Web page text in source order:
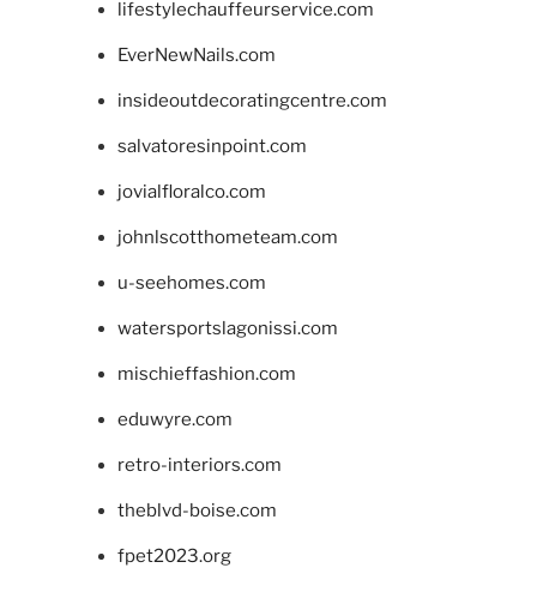
lifestylechauffeurservice.com
EverNewNails.com
insideoutdecoratingcentre.com
salvatoresinpoint.com
jovialfloralco.com
johnlscotthometeam.com
u-seehomes.com
watersportslagonissi.com
mischieffashion.com
eduwyre.com
retro-interiors.com
theblvd-boise.com
fpet2023.org